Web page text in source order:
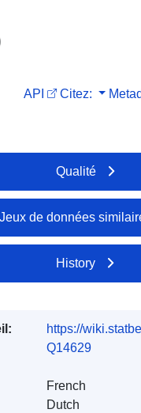
API Citez:
Qualité
Jeux de données
History
https://
Q14629
French
Dutch